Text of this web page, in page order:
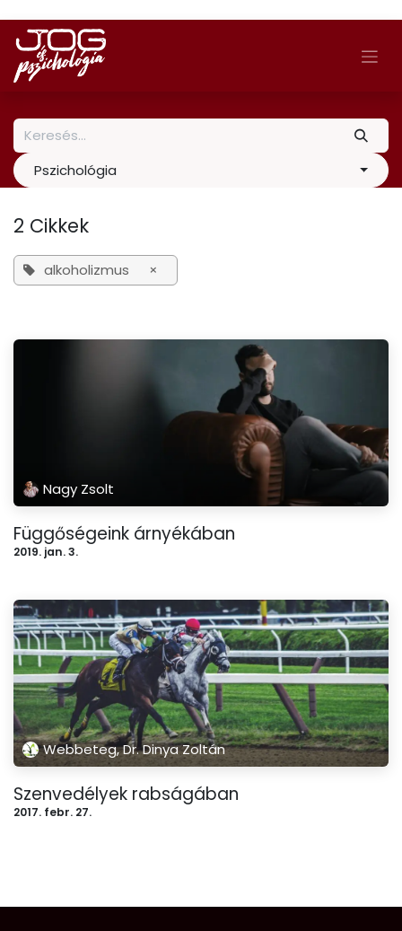
Skip to Content
Pszichológia
2 Cikkek
alkoholizmus ×
Nagy Zsolt
Függőségeink árnyékában
2019. jan. 3.
Webbeteg, Dr. Dinya Zoltán
Szenvedélyek rabságában
2017. febr. 27.